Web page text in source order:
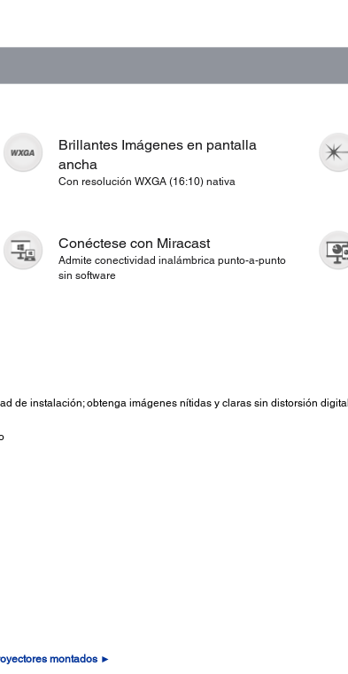
Brillantes Imágenes en pantalla
ancha
Con resolución WXGA (16:10) nativa
Conéctese con Miracast
Admite conectividad inalámbrica punto-a-punto
sin software
de instalación; obtenga imágenes nítidas y claras sin distorsión digital
montados ►